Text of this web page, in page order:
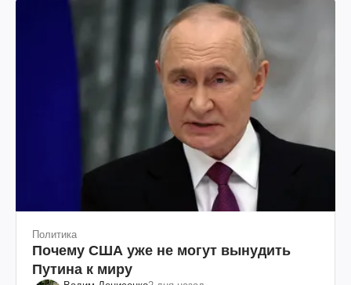
Политика
Почему США уже не могут вынудить
Путина к миру